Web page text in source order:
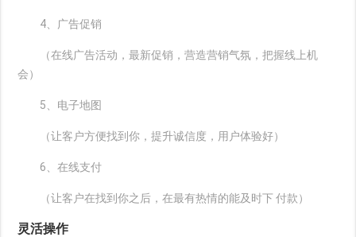
4、广告促销
（在线广告活动，最新促销，营造营销气氛，把握线上机
会）
5、电子地图
（让客户方便找到你，提升诚信度，用户体验好）
6、在线支付
（让客户在找到你之后，在最有热情的能及时下 付款）
灵活操作